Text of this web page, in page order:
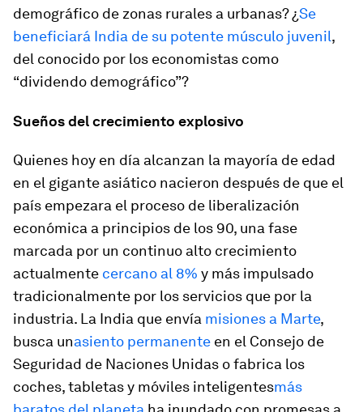
demográfico de zonas rurales a urbanas? ¿Se
beneficiará India de su potente músculo juvenil,
del conocido por los economistas como
“dividendo demográfico”?
Sueños del crecimiento explosivo
Quienes hoy en día alcanzan la mayoría de edad
en el gigante asiático nacieron después de que el
país empezara el proceso de liberalización
económica a principios de los 90, una fase
marcada por un continuo alto crecimiento
actualmente cercano al 8% y más impulsado
tradicionalmente por los servicios que por la
industria. La India que envía misiones a Marte,
busca unasiento permanente en el Consejo de
Seguridad de Naciones Unidas o fabrica los
coches, tabletas y móviles inteligentesmás